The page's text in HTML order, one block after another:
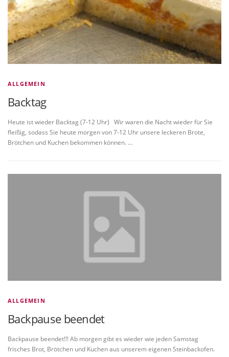
ALLGEMEIN
Backtag
Heute ist wieder Backtag (7-12 Uhr) Wir waren die Nacht wieder für Sie
fleißig, sodass Sie heute morgen von 7-12 Uhr unsere leckeren Brote,
Brötchen und Kuchen bekommen können. …
ALLGEMEIN
Backpause beendet
Backpause beendet!!! Ab morgen gibt es wieder wie jeden Samstag
frisches Brot, Brötchen und Kuchen aus unserem eigenen Steinbackofen.